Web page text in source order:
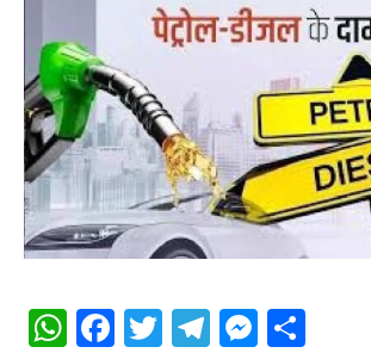
WhatsApp
Facebook
Twitter
Telegram